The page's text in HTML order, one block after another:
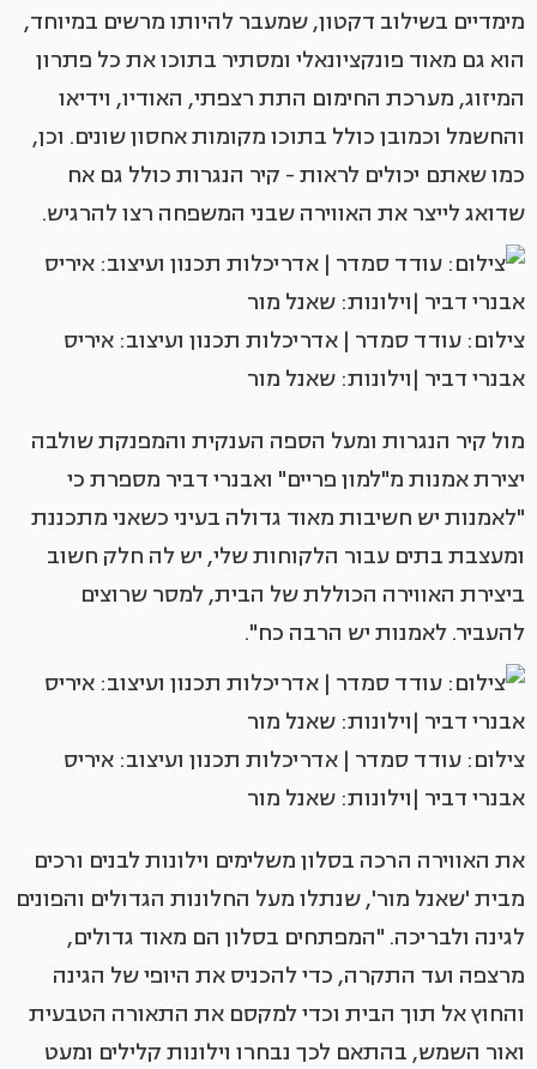
מימדיים בשילוב דקטון, שמעבר להיותו מרשים במיוחד,
הוא גם מאוד פונקציונאלי ומסתיר בתוכו את כל פתרון
המיזוג, מערכת החימום התת רצפתי, האודיו, וידיאו
והחשמל וכמובן כולל בתוכו מקומות אחסון שונים. וכן,
כמו שאתם יכולים לראות - קיר הנגרות כולל גם אח
שדואג לייצר את האווירה שבני המשפחה רצו להרגיש.
צילום: עודד סמדר | אדריכלות תכנון ועיצוב: איריס
אבנרי דביר |וילונות: שאנל מור
מול קיר הנגרות ומעל הספה הענקית והמפנקת שולבה
יצירת אמנות מ"למון פריים" ואבנרי דביר מספרת כי
"לאמנות יש חשיבות מאוד גדולה בעיני כשאני מתכננת
ומעצבת בתים עבור הלקוחות שלי, יש לה חלק חשוב
ביצירת האווירה הכוללת של הבית, למסר שרוצים
להעביר. לאמנות יש הרבה כח".
צילום: עודד סמדר | אדריכלות תכנון ועיצוב: איריס
אבנרי דביר |וילונות: שאנל מור
את האווירה הרכה בסלון משלימים וילונות לבנים ורכים
מבית 'שאנל מור', שנתלו מעל החלונות הגדולים והפונים
לגינה ולבריכה. "המפתחים בסלון הם מאוד גדולים,
מרצפה ועד התקרה, כדי להכניס את היופי של הגינה
והחוץ אל תוך הבית וכדי למקסם את התאורה הטבעית
ואור השמש, בהתאם לכך נבחרו וילונות קלילים ומעט